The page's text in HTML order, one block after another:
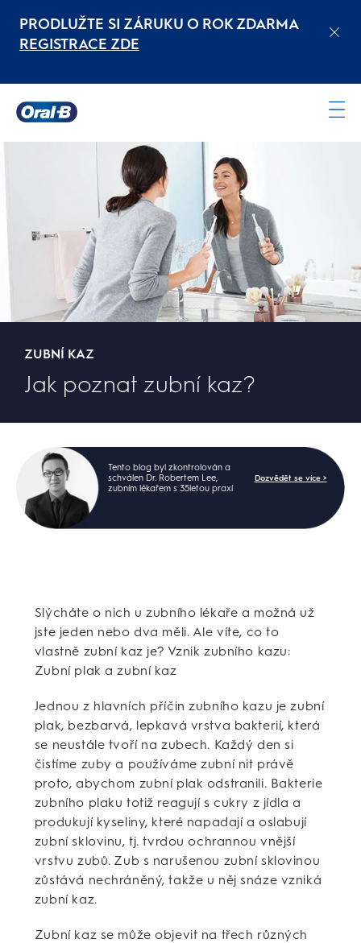
PRODLUŽTE SI ZÁRUKU O ROK ZDARMA
REGISTRACE ZDE
ZUBNÍ KAZ
Jak poznat zubní kaz?
Tento blog byl zkontrolován a
schválen Dr. Robertem Lee,
zubním lékařem s 35letou praxí
Dozvědět se více >
Slýcháte o nich u zubního lékaře a možná už
jste jeden nebo dva měli. Ale víte, co to
vlastně zubní kaz je? Vznik zubního kazu:
Zubní plak a zubní kaz
Jednou z hlavních příčin zubního kazu je zubní
plak, bezbarvá, lepkavá vrstva bakterií, která
se neustále tvoří na zubech. Každý den si
čistíme zuby a používáme zubní nit právě
proto, abychom zubní plak odstranili. Bakterie
zubního plaku totiž reagují s cukry z jídla a
produkují kyseliny, které napadají a oslabují
zubní sklovinu, tj. tvrdou ochrannou vnější
vrstvu zubů. Zub s narušenou zubní sklovinou
zůstává nechráněný, takže u něj snáze vzniká
zubní kaz.
Zubní kaz se může objevit na třech různých